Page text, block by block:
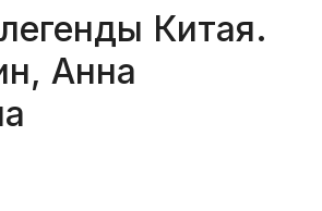
Китая.
Анна